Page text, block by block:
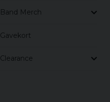
Band Merch
Gavekort
Clearance